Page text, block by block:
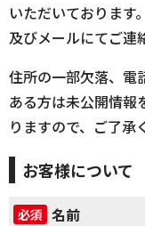
いただいております
及びメールにてご連
住所の一部欠落、電
ある方は未公開情報
りますので、ご了承
お客様について
必須 名前